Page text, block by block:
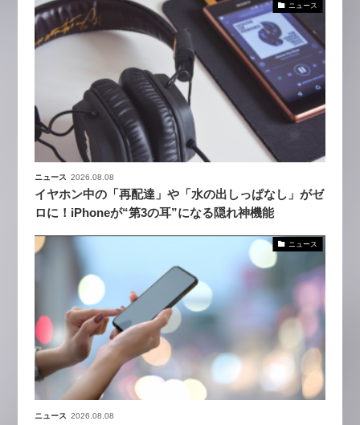
ニュース
ニュース 2026.08.08
イヤホン中の「再配達」や「水の出しっぱなし」がゼ
ロに！iPhoneが“第3の耳”になる隠れ神機能
ニュース
ニュース 2026.08.08